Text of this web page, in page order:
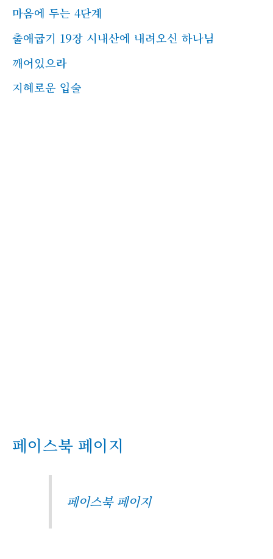
마음에 두는 4단계
출애굽기 19장 시내산에 내려오신 하나님
깨어있으라
지혜로운 입술
페이스북 페이지
페이스북 페이지